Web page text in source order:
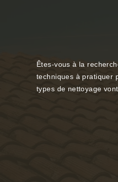
Êtes-vous à la
techniques à pratiquer
types de nettoyage